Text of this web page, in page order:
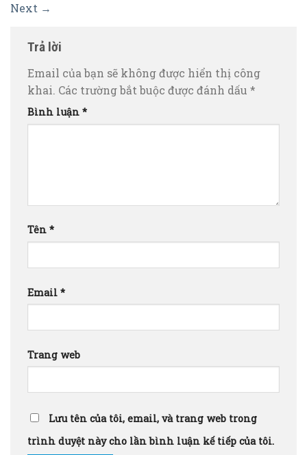
Next →
Trả lời
Email của bạn sẽ không được hiển thị công
khai. Các trường bắt buộc được đánh dấu *
Bình luận *
Tên *
Email *
Trang web
Lưu tên của tôi, email, và trang web trong
trình duyệt này cho lần bình luận kế tiếp của tôi.